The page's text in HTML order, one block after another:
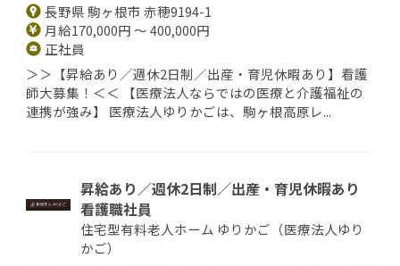
長野県 駒ヶ根市 赤穂9194-1
月給170,000円 ～ 400,000円
正社員
＞＞【昇給あり／週休2日制／出産・育児休暇あり】看護
師大募集！＜＜ 【医療法人ならではの医療と介護福祉の
連携が強み】 医療法人ゆりかごは、駒ヶ根高原レ...
昇給あり／週休2日制／出産・育児休暇あり
看護職社員
住宅型有料老人ホーム ゆりかご（医療法人ゆり
かご）